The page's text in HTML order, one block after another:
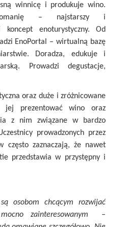
winnicę i produkuje wino.
– najstarszy i
koncept enoturystyczny. Od
EnoPortal – wirtualną bazę
Doradza, edukuje i
Prowadzi degustacje,
oraz duże i zróżnicowane
jej prezentować wino oraz
z nim związane w bardzo
prowadzonych przez
często zaznaczają, że nawet
przedstawia w przystępny i
osobom chcącym rozwijać
zainteresowanym –